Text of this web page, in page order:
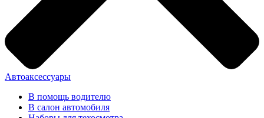
Автоаксессуары
В помощь водителю
В салон автомобиля